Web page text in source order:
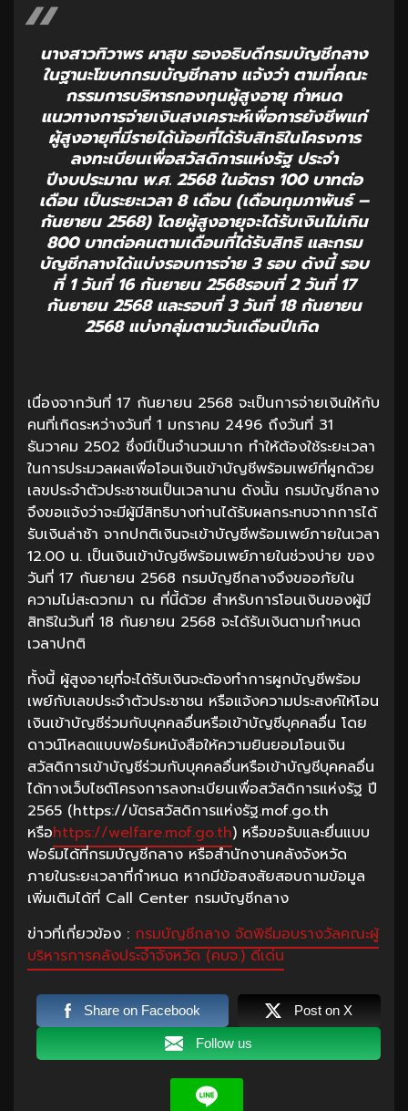
นางสาวทิวาพร ผาสุข รองอธิบดีกรมบัญชีกลาง
ในฐานะโฆษกกรมบัญชีกลาง แจ้งว่า ตามที่คณะ
กรรมการบริหารกองทุนผู้สูงอายุ กำหนด
แนวทางการจ่ายเงินสงเคราะห์เพื่อการยังชีพแก่
ผู้สูงอายุที่มีรายได้น้อยที่ได้รับสิทธิในโครงการ
ลงทะเบียนเพื่อสวัสดิการแห่งรัฐ ประจำ
ปีงบประมาณ พ.ศ. 2568 ในอัตรา 100 บาทต่อ
เดือน เป็นระยะเวลา 8 เดือน (เดือนกุมภาพันธ์ –
กันยายน 2568) โดยผู้สูงอายุจะได้รับเงินไม่เกิน
800 บาทต่อคนตามเดือนที่ได้รับสิทธิ และกรม
บัญชีกลางได้แบ่งรอบการจ่าย 3 รอบ ดังนี้ รอบ
ที่ 1 วันที่ 16 กันยายน 2568รอบที่ 2 วันที่ 17
กันยายน 2568 และรอบที่ 3 วันที่ 18 กันยายน
2568 แบ่งกลุ่มตามวันเดือนปีเกิด
เนื่องจากวันที่ 17 กันยายน 2568 จะเป็นการจ่ายเงินให้กับ
คนที่เกิดระหว่างวันที่ 1 มกราคม 2496 ถึงวันที่ 31
ธันวาคม 2502 ซึ่งมีเป็นจำนวนมาก ทำให้ต้องใช้ระยะเวลา
ในการประมวลผลเพื่อโอนเงินเข้าบัญชีพร้อมเพย์ที่ผูกด้วย
เลขประจำตัวประชาชนเป็นเวลานาน ดังนั้น กรมบัญชีกลาง
จึงขอแจ้งว่าจะมีผู้มีสิทธิบางท่านได้รับผลกระทบจากการได้
รับเงินล่าช้า จากปกติเงินจะเข้าบัญชีพร้อมเพย์ภายในเวลา
12.00 น. เป็นเงินเข้าบัญชีพร้อมเพย์ภายในช่วงบ่าย ของ
วันที่ 17 กันยายน 2568 กรมบัญชีกลางจึงขออภัยใน
ความไม่สะดวกมา ณ ที่นี้ด้วย สำหรับการโอนเงินของผู้มี
สิทธิในวันที่ 18 กันยายน 2568 จะได้รับเงินตามกำหนด
เวลาปกติ
ทั้งนี้ ผู้สูงอายุที่จะได้รับเงินจะต้องทำการผูกบัญชีพร้อม
เพย์กับเลขประจำตัวประชาชน หรือแจ้งความประสงค์ให้โอน
เงินเข้าบัญชีร่วมกับบุคคลอื่นหรือเข้าบัญชีบุคคลอื่น โดย
ดาวน์โหลดแบบฟอร์มหนังสือให้ความยินยอมโอนเงิน
สวัสดิการเข้าบัญชีร่วมกับบุคคลอื่นหรือเข้าบัญชีบุคคลอื่น
ได้ทางเว็บไซต์โครงการลงทะเบียนเพื่อสวัสดิการแห่งรัฐ ปี
2565 (https://บัตรสวัสดิการแห่งรัฐ.mof.go.th
หรือhttps://welfare.mof.go.th) หรือขอรับและยื่นแบบ
ฟอร์มได้ที่กรมบัญชีกลาง หรือสำนักงานคลังจังหวัด
ภายในระยะเวลาที่กำหนด หากมีข้อสงสัยสอบถามข้อมูล
เพิ่มเติมได้ที่ Call Center กรมบัญชีกลาง
ข่าวที่เกี่ยวข้อง : กรมบัญชีกลาง จัดพิธีมอบรางวัลคณะผู้
บริหารการคลังประจำจังหวัด (คบจ.) ดีเด่น
Share on Facebook Post on X
Follow us